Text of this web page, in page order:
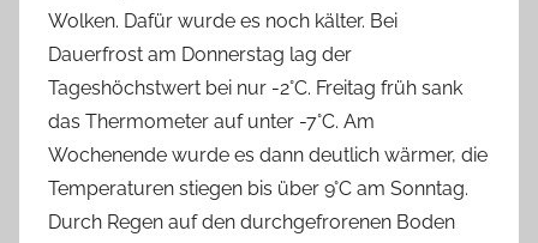
Wolken. Dafür wurde es noch kälter. Bei
Dauerfrost am Donnerstag lag der
Tageshöchstwert bei nur -2°C. Freitag früh sank
das Thermometer auf unter -7°C. Am
Wochenende wurde es dann deutlich wärmer, die
Temperaturen stiegen bis über 9°C am Sonntag.
Durch Regen auf den durchgefrorenen Boden